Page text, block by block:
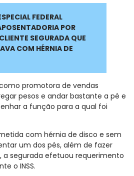
FEDERAL
POR
SEGURADA QUE
COM HÉRNIA DE
promotora de vendas
pesos e andar bastante a pé e
a função para a qual foi
com hérnia de disco e sem
um dos pés, além de fazer
a segurada efetuou requerimento
o INSS.